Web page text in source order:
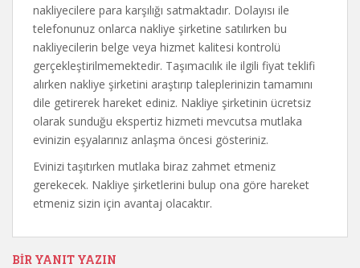
nakliyecilere para karşılığı satmaktadır. Dolayısı ile
telefonunuz onlarca nakliye şirketine satılırken bu
nakliyecilerin belge veya hizmet kalitesi kontrolü
gerçekleştirilmemektedir. Taşımacılık ile ilgili fiyat teklifi
alırken nakliye şirketini araştırıp taleplerinizin tamamını
dile getirerek hareket ediniz. Nakliye şirketinin ücretsiz
olarak sunduğu ekspertiz hizmeti mevcutsa mutlaka
evinizin eşyalarınız anlaşma öncesi gösteriniz.
Evinizi taşıtırken mutlaka biraz zahmet etmeniz
gerekecek. Nakliye şirketlerini bulup ona göre hareket
etmeniz sizin için avantaj olacaktır.
BIR YANIT YAZIN